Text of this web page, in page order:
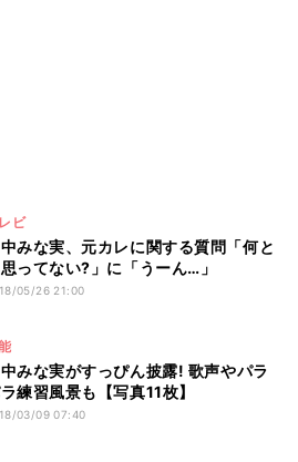
ビ
みな実、元カレに関する質問「何と
ってない?」に「うーん…」
05/26 21:00
みな実がすっぴん披露! 歌声やパラ
練習風景も【写真11枚】
03/09 07:40